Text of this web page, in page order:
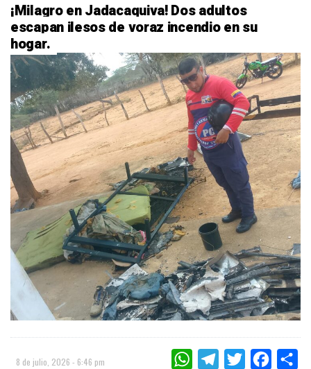
¡Milagro en Jadacaquiva! Dos adultos
escapan ilesos de voraz incendio en su
hogar.
8 de julio, 2026 - 6:46 pm WHATSAPPTELEGRAMTWITTER